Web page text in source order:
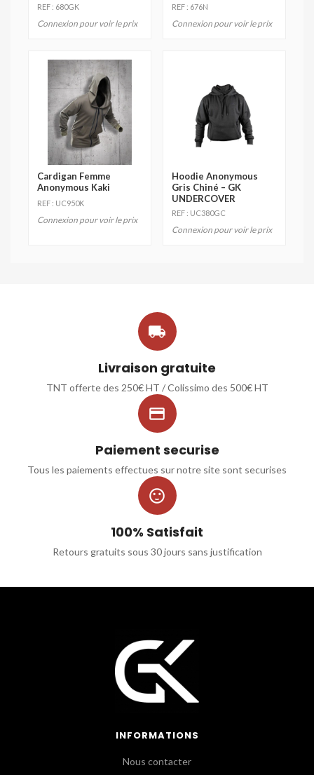
REF : 680GK
Connexion pour voir le prix
REF : 676N
Connexion pour voir le prix
Cardigan Femme
Anonymous Kaki
REF : UC950K
Connexion pour voir le prix
Hoodie Anonymous
Gris Chiné – GK
UNDERCOVER
REF : UC380GC
Connexion pour voir le prix

Livraison gratuite
TNT offerte des 250€ HT / Colissimo des 500€ HT

Paiement securise
Tous les paiements effectues sur notre site sont securises

100% Satisfait
Retours gratuits sous 30 jours sans justification
INFORMATIONS
Nous contacter